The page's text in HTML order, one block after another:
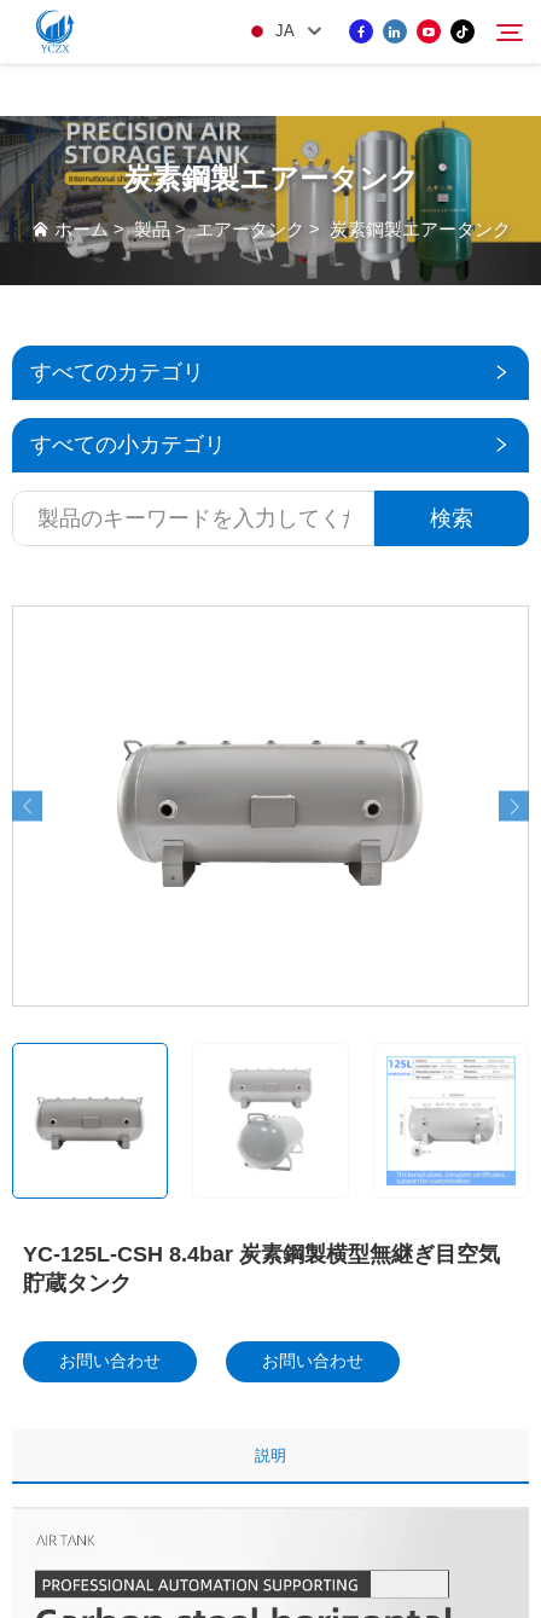
var images = document.getElementsByTagName('img'); for (var i = 0; i <
images.length; i++) { if (!images[i].getAttribute('alt')) { images[i].setAttribute('alt', ''); } }
JA
製品
当社について
KONTAKUTO US
検索
炭素鋼製エアータンク
ホーム>製品>エアータンク > 炭素鋼製エアータンク
すべてのカテゴリ
すべての小カテゴリ
検索
YC-125L-CSH 8.4bar 炭素鋼製横型無継ぎ目空気
貯蔵タンク
お問い合わせ お問い合わせ
説明